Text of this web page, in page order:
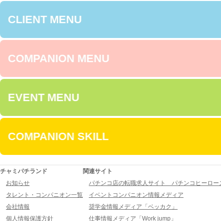
CLIENT MENU
COMPANION MENU
EVENT MENU
COMPANION SKILL
チャミパチランド
お知らせ
タレント・コンパニオン一覧
会社情報
個人情報保護方針
関連サイト
パチンコ店の転職求人サイト パチンコヒーロー
イベントコンパニオン情報メディア
奨学金情報メディア「ベッカク」
仕事情報メディア「Work jump」